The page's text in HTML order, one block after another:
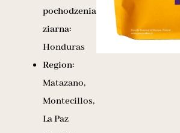
pochodzenia
ziarna:
Honduras
Region:
Matazano,
Montecillos,
La Paz